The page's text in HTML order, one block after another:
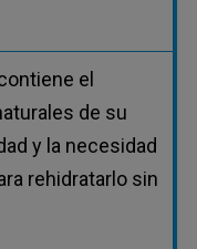
el
de su
y la necesidad
rehidratarlo sin